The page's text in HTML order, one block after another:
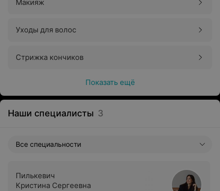
Макияж
Уходы для волос
Стрижка кончиков
Показать ещё
Наши специалисты 3
Все специальности
Пилькевич
Кристина Сергеевна